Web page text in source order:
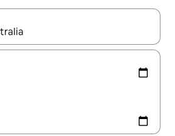
olduğunda yukarı ve aşağı oklarıyla